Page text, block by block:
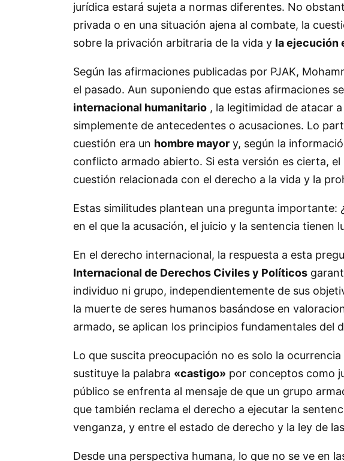
jurídica estará sujeta a normas diferentes. No
privada o en una situación ajena al combate, la
sobre la privación arbitraria de la vida y la ejecución
Según las afirmaciones publicadas por PJAK,
el pasado. Aun suponiendo que estas afirmaciones
internacional humanitario , la legitimidad de atacar
simplemente de antecedentes o acusaciones. Lo
cuestión era un hombre mayor y, según la
conflicto armado abierto. Si esta versión es cierta,
cuestión relacionada con el derecho a la vida y la
Estas similitudes plantean una pregunta
en el que la acusación, el juicio y la sentencia
En el derecho internacional, la respuesta a esta
Internacional de Derechos Civiles y Políticos
individuo ni grupo, independientemente de sus
la muerte de seres humanos basándose en
armado, se aplican los principios fundamentales del
Lo que suscita preocupación no es solo la
sustituye la palabra «castigo» por conceptos como
público se enfrenta al mensaje de que un grupo
que también reclama el derecho a ejecutar la
venganza, y entre el estado de derecho y la ley de
Desde una perspectiva humana, lo que no se ve en